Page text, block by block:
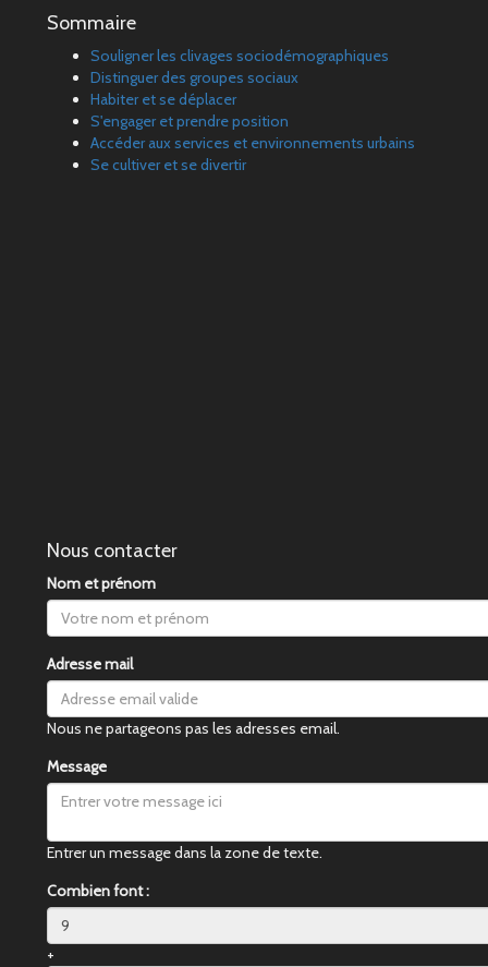
Sommaire
Souligner les clivages sociodémographiques
Distinguer des groupes sociaux
Habiter et se déplacer
S'engager et prendre position
Accéder aux services et environnements urbains
Se cultiver et se divertir
Nous contacter
Nom et prénom
Adresse mail
Nous ne partageons pas les adresses email.
Message
Entrer un message dans la zone de texte.
Combien font :
+